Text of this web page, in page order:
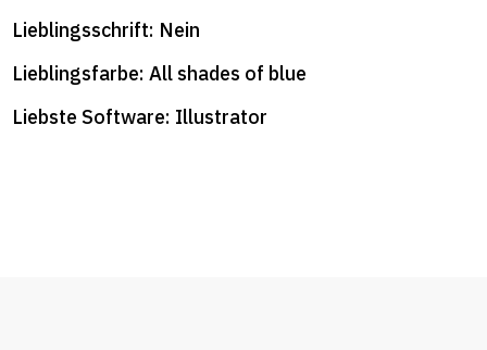
Lieblingsschrift: Nein
Lieblingsfarbe: All shades of blue
Liebste Software: Illustrator